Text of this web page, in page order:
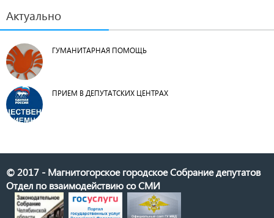
Актуально
ГУМАНИТАРНАЯ ПОМОЩЬ
ПРИЕМ В ДЕПУТАТСКИХ ЦЕНТРАХ
© 2017 - Магнитогорское городское Собрание депутатов
Отдел по взаимодействию со СМИ